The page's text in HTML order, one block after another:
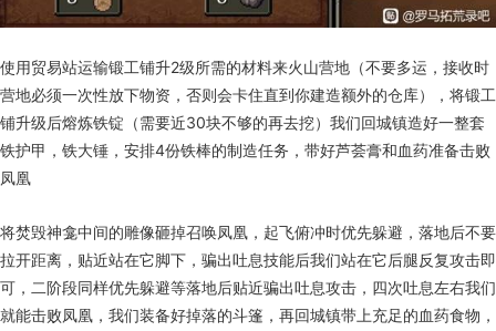
使用贸易站运输锻工铺升2级所需的材料来火山营地（不要多运，接收时
营地必须一次性放下物资，否则会卡住直到你建造额外的仓库），将锻工
铺升级后熔炼铁锭（需要近30块不够的再去挖）我们回城镇造好一整套
铁护甲，铁大锤，安排4份铁棒的制造任务，带好芦荟膏和血药准备击败
凤凰
将焚毁神龛中间的雕像砸掉召唤凤凰，起飞俯冲时优先躲避，落地后不要
拉开距离，贴近站在它脚下，骗出吐息技能后我们站在它后腿反复攻击即
可，二阶段同样优先躲避等落地后贴近骗出吐息攻击，四次吐息左右我们
就能击败凤凰，我们装备好掉落的斗篷，再回城镇带上充足的血药食物，